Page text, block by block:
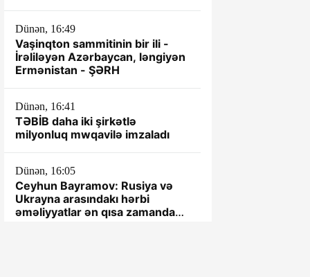
Dünən, 16:49
Vaşinqton sammitinin bir ili -
İrəliləyən Azərbaycan, ləngiyən
Ermənistan - ŞƏRH
Dünən, 16:41
TƏBİB daha iki şirkətlə
milyonluq mwqavilə imzaladı
Dünən, 16:05
Ceyhun Bayramov: Rusiya və
Ukrayna arasındakı hərbi
əməliyyatlar ən qısa zamanda